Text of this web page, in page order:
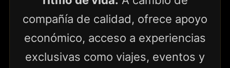
compañía de calidad, ofrece apoyo
económico, acceso a experiencias
exclusivas como viajes, eventos y